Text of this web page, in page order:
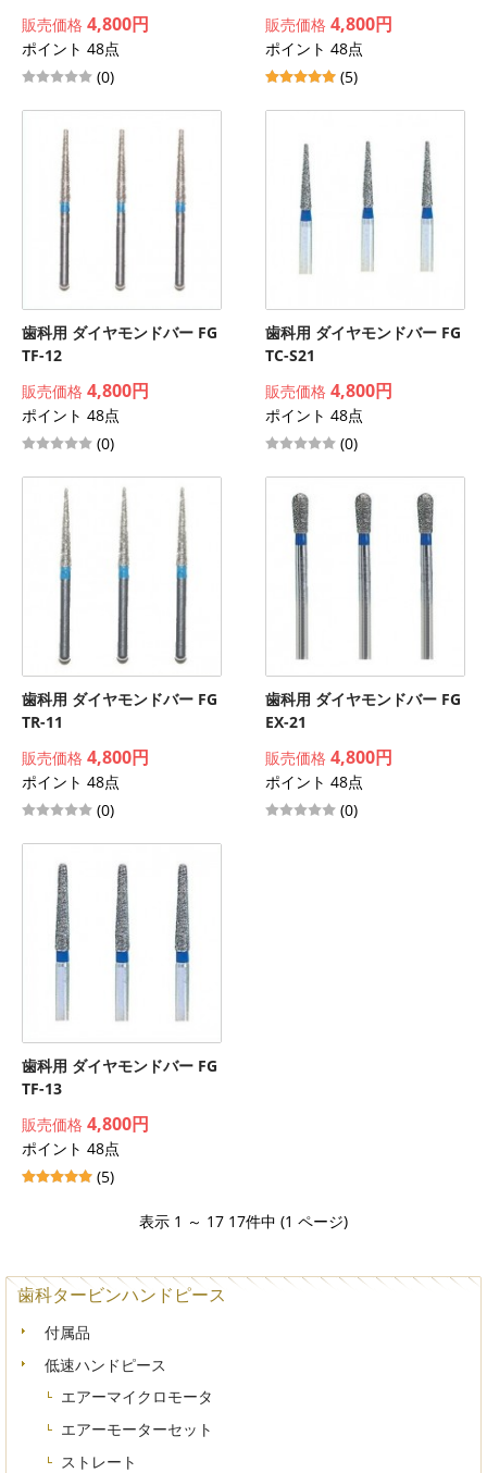
販売価格 4,800円
ポイント 48点
(0)
販売価格 4,800円
ポイント 48点
(5)
歯科用 ダイヤモンドバー FG
TF-12
販売価格 4,800円
ポイント 48点
(0)
歯科用 ダイヤモンドバー FG
TC-S21
販売価格 4,800円
ポイント 48点
(0)
歯科用 ダイヤモンドバー FG
TR-11
販売価格 4,800円
ポイント 48点
(0)
歯科用 ダイヤモンドバー FG
EX-21
販売価格 4,800円
ポイント 48点
(0)
歯科用 ダイヤモンドバー FG
TF-13
販売価格 4,800円
ポイント 48点
(5)
表示 1 ～ 17 17件中 (1 ページ)
歯科タービンハンドピース
付属品
低速ハンドピース
エアーマイクロモータ
エアーモーターセット
ストレート